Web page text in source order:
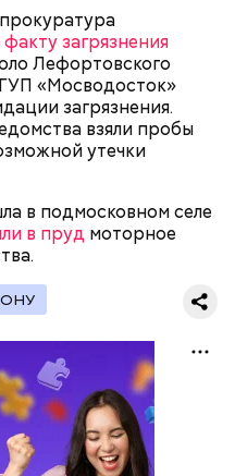
факту загрязнения
Лефортовского
«Мосводосток»
загрязнения.
взяли пробы
утечки
в подмосковном селе
в пруд моторное
в село Чанко, где
злоумышленник.
объявлен план
город перекрыты.
патрулируют улицы,
аэропорт.
условиях.
из дома и
С детьми неотлучно
собеседник «ВМ».
которые
подозреваемой,